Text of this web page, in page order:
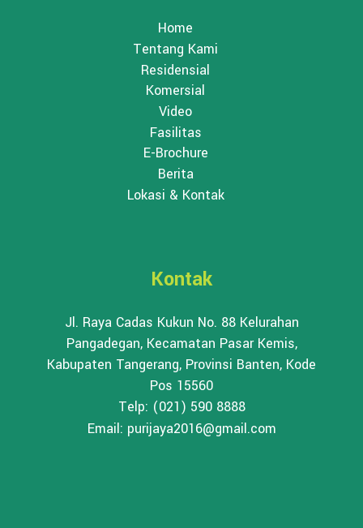
Home
Tentang Kami
Residensial
Komersial
Video
Fasilitas
E-Brochure
Berita
Lokasi & Kontak
Kontak
Jl. Raya Cadas Kukun No. 88 Kelurahan
Pangadegan, Kecamatan Pasar Kemis,
Kabupaten Tangerang, Provinsi Banten, Kode
Pos 15560
Telp: (021) 590 8888
Email: purijaya2016@gmail.com